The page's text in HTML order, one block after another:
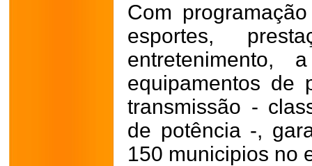
Com
esportes,
entretenimento,
equipamentos de
transmissão -
de potência -,
150 municipios no